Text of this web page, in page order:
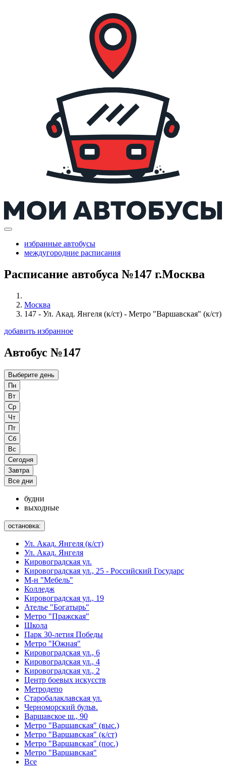
избранные автобусы
междугородние расписания
Расписание автобуса №147 г.Москва
Москва
147 - Ул. Акад. Янгеля (к/ст) - Метро "Варшавская" (к/ст)
добавить избранное
Автобус №147
Выберите день
Пн
Вт
Ср
Чт
Пт
Сб
Вс
Сегодня
Завтра
Все дни
будни
выходные
остановка:
Ул. Акад. Янгеля (к/ст)
Ул. Акад. Янгеля
Кировоградская ул.
Кировоградская ул., 25 - Российский Государс
М-н "Мебель"
Колледж
Кировоградская ул., 19
Ателье "Богатырь"
Метро "Пражская"
Школа
Парк 30-летия Победы
Метро "Южная"
Кировоградская ул., 6
Кировоградская ул., 4
Кировоградская ул., 2
Центр боевых искусств
Метродепо
Старобалаклавская ул.
Черноморский бульв.
Варшавское ш., 90
Метро "Варшавская" (выс.)
Метро "Варшавская" (к/ст)
Метро "Варшавская" (пос.)
Метро "Варшавская"
Все